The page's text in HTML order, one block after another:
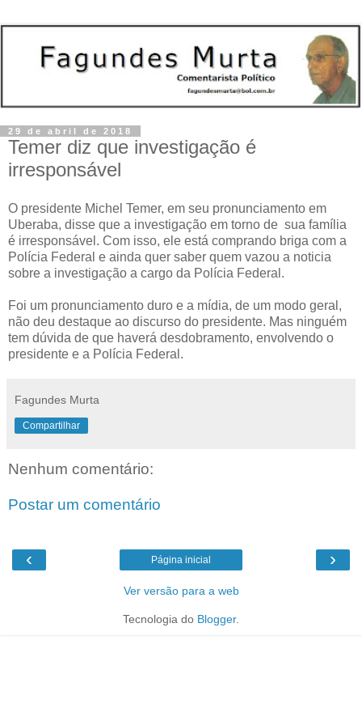
29 de abril de 2018
Temer diz que investigação é
irresponsável
O presidente Michel Temer, em seu pronunciamento em
Uberaba, disse que a investigação em torno de sua família
é irresponsável. Com isso, ele está comprando briga com a
Polícia Federal e ainda quer saber quem vazou a noticia
sobre a investigação a cargo da Polícia Federal.
Foi um pronunciamento duro e a mídia, de um modo geral,
não deu destaque ao discurso do presidente. Mas ninguém
tem dúvida de que haverá desdobramento, envolvendo o
presidente e a Polícia Federal.
Fagundes Murta
Compartilhar
Nenhum comentário:
Postar um comentário
‹ ›
Página inicial
Ver versão para a web
Tecnologia do Blogger.